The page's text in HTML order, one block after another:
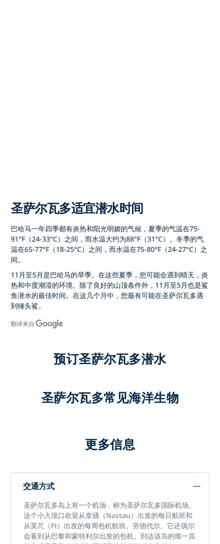
圣萨尔瓦多适宜潜水时间
巴哈马一年四季都有炎热和阳光明媚的气候，夏季的气温在75-
91°F（24-33°C）之间，而水温大约为88°F（31°C）。冬季的气
温在65-77°F（18-25°C）之间，而水温在75-80°F（24-27°C）之
间。
11月至5月是巴哈马的旱季。在这些夏季，您可能会遇到晴天，炎
热和中度潮湿的环境。除了良好的山顶条件外，11月至5月也是鲨
鱼潜水的最佳时间。在这几个月中，您最有可能在圣萨尔瓦多遇
到锤头鲨。
翻译来自
预订圣萨尔瓦多潜水
圣萨尔瓦多常见海洋生物
更多信息
交通方式
圣萨尔瓦多岛上有一个机场，称为圣萨尔瓦多国际机场。
这个小入境口欢迎从拿骚（Nassau）出发的每日航班和
从英尺（Ft）出发的每周包机航班。劳德代尔。它还偶尔
会看到从巴黎和蒙特利尔出发的包机。到达该岛的唯一其